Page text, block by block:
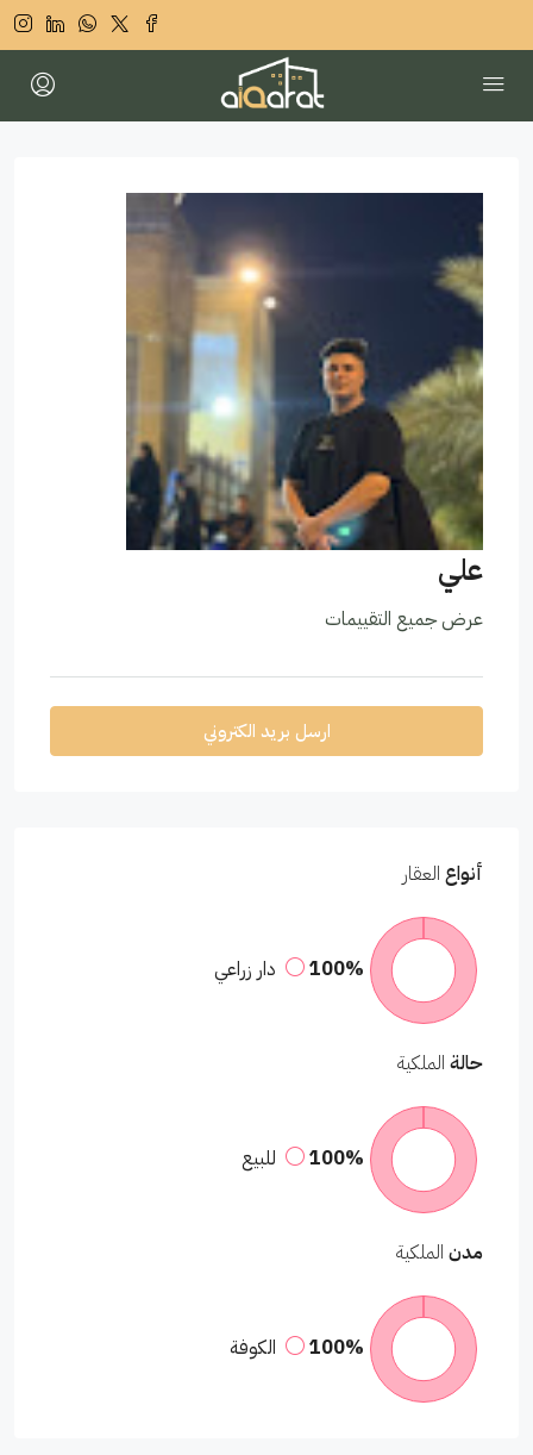
علي
عرض جميع التقييمات
ارسل بريد الكتروني
أنواع العقار
100% دار زراعي
حالة الملكية
100% للبيع
مدن الملكية
100% الكوفة